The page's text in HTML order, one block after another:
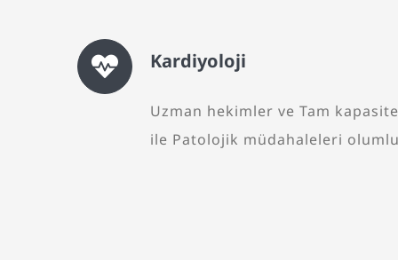
Kardiyoloji
Uzman hekimler ve Tam
ile Patolojik müdahaleleri olumlu